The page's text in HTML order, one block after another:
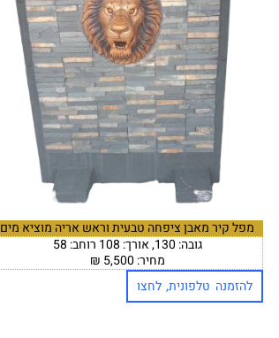
מפל קיר מאבן ציפחה טבעית וראש אריה מוציא מים
גובה: 130, אורך: 108 רוחב: 58
מחיר: 5,500 ₪
להזמנה טלפונית, לחצו